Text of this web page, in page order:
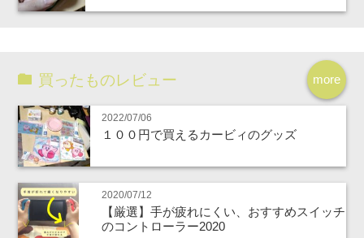
more
買ったものレビュー
2022/07/06
１００円で買えるカービィのグッズ
2020/07/12
【厳選】手が疲れにくい、おすすめスイッチ
のコントローラー2020